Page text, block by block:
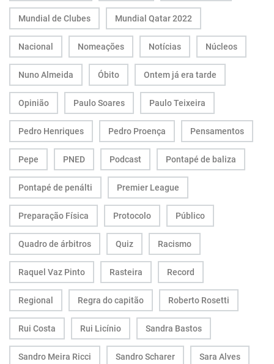
Mundial de Clubes Mundial Qatar 2022
Nacional Nomeações Notícias Núcleos
Nuno Almeida Óbito Ontem já era tarde
Opinião Paulo Soares Paulo Teixeira
Pedro Henriques Pedro Proença Pensamentos
Pepe PNED Podcast Pontapé de baliza
Pontapé de penálti Premier League
Preparação Física Protocolo Público
Quadro de árbitros Quiz Racismo
Raquel Vaz Pinto Rasteira Record
Regional Regra do capitão Roberto Rosetti
Rui Costa Rui Licínio Sandra Bastos
Sandro Meira Ricci Sandro Scharer Sara Alves